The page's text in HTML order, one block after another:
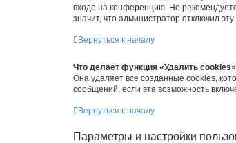
входе на конференцию. Не
значит, что администратор отключил
Вернуться к началу
Что делает функция «Удалить
Она удаляет все созданные cookies,
сообщений, если эта возможность
Вернуться к началу
Параметры и настройки